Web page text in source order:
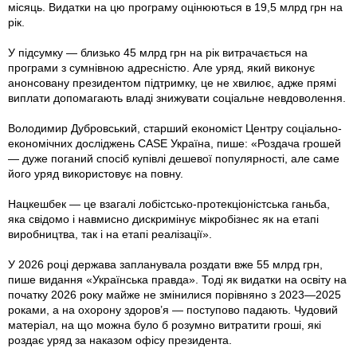
місяць. Видатки на цю програму оцінюються в 19,5 млрд грн на
рік.
У підсумку — близько 45 млрд грн на рік витрачається на
програми з сумнівною адресністю. Але уряд, який виконує
анонсовану президентом підтримку, це не хвилює, адже прямі
виплати допомагають владі знижувати соціальне невдоволення.
Володимир Дубровський, старший економіст Центру соціально-
економічних досліджень CASE Україна, пише: «Роздача грошей
— дуже поганий спосіб купівлі дешевої популярності, але саме
його уряд використовує на повну.
Нацкешбек — це взагалі лобістсько-протекціоністська ганьба,
яка свідомо і навмисно дискримінує мікробізнес як на етапі
виробництва, так і на етапі реалізації».
У 2026 році держава запланувала роздати вже 55 млрд грн,
пише видання «Українська правда». Тоді як видатки на освіту на
початку 2026 року майже не змінилися порівняно з 2023—2025
роками, а на охорону здоров’я — поступово падають. Чудовий
матеріал, на що можна було б розумно витратити гроші, які
роздає уряд за наказом офісу президента.